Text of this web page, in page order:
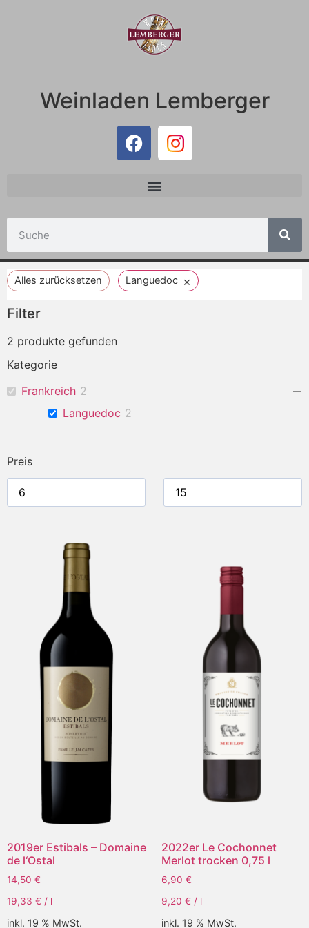
Weinladen Lemberger
Alles zurücksetzen Languedoc ×
Filter
2 produkte gefunden
Kategorie
Frankreich 2
Languedoc 2
Preis
2019er Estibals – Domaine
de l‘Ostal
14,50 €
19,33 € / l
inkl. 19 % MwSt.
2022er Le Cochonnet
Merlot trocken 0,75 l
6,90 €
9,20 € / l
inkl. 19 % MwSt.